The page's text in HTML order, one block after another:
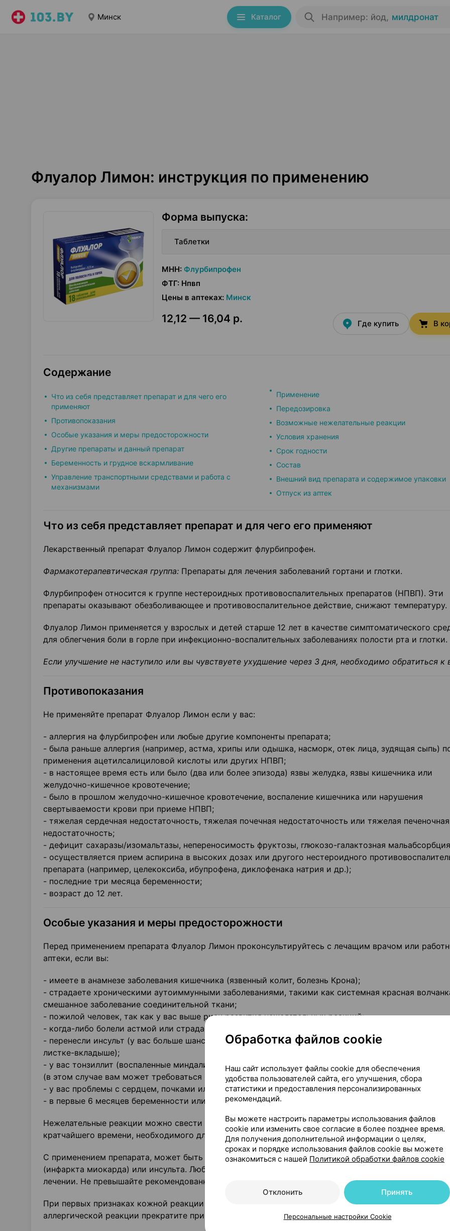
Минск Каталог Например: йод, милдронат
Флуалор Лимон: инструкция по применению
Форма выпуска:
Таблетки
МНН: Флурбипрофен
ФТГ: Нпвп
Цены в аптеках: Минск
12,12 — 16,04 р. Где купить В
Содержание
Что из себя представляет препарат и для чего его
применяют
Противопоказания
Особые указания и меры предосторожности
Другие препараты и данный препарат
Беременность и грудное вскармливание
Управление транспортными средствами и работа с
механизмами
Применение
Передозировка
Возможные нежелательные реакции
Условия хранения
Срок годности
Состав
Внешний вид препарата и содержимое упаковки
Отпуск из аптек
Что из себя представляет препарат и для чего его применяют
Лекарственный препарат Флуалор Лимон содержит флурбипрофен.
Фармакотерапевтическая группа: Препараты для лечения заболеваний гортани и глотки.
Флурбипрофен относится к группе нестероидных противовоспалительных препаратов (НПВП). Эти
препараты оказывают обезболивающее и противовоспалительное действие, снижают температуру.
Флуалор Лимон применяется у взрослых и детей старше 12 лет в качестве симптоматиче­ского
для облегчения боли в горле при инфекционно-воспалительных заболеваниях полости рта и глотки.
Если улучшение не наступило или вы чувствуете ухудшение через 3 дня, необходимо обратиться к
Противопоказания
Не применяйте препарат Флуалор Лимон если у вас:
- аллергия на флурбипрофен или любые другие компоненты препарата;
- была раньше аллергия (например, астма, хрипы или одышка, насморк, отек лица, зудящая сыпь)
применения ацетилсалициловой кислоты или других НПВП;
- в настоящее время есть или было (два или более эпизода) язвы желудка, язвы кишечника или
желудочно-кишечное кровотечение;
- было в прошлом желудочно-кишечное кровотечение, воспаление кишечника или нарушения
свертываемости крови при приеме НПВП;
- тяжелая сердечная недостаточность, тяжелая почечная недостаточность или тяжелая печеночная
недостаточность;
- дефицит сахаразы/изомальтазы, непереносимость фруктозы, глюкозо-галактозная
- осуществляется прием аспирина в высоких дозах или другого нестероидного
препарата (например, целекоксиба, ибупрофена, диклофенака натрия и др.);
- последние три месяца беременности;
- возраст до 12 лет.
Особые указания и меры предосторожности
Перед применением препарата Флуалор Лимон проконсультируйтесь с лечащим врачом или
аптеки, если вы:
- имеете в анамнезе заболевания кишечника (язвенный колит, болезнь Крона);
- страдаете хроническими аутоиммунными заболеваниями, такими как системная красная
смешанное заболевание соединительной ткани;
- пожилой человек, так как у вас выше риск развития нежелательных реакций;
- когда-либо болели астмой или страдаете аллергией;
- перенесли инсульт (у вас больше шансов испытать нежелательные реакции, перечисленные в этом
листке-вкладыше);
- у вас тонзиллит (воспаленные миндалины) или вы думаете, что что у вас бактериальная инфекция
(в этом случае вам может требоваться назначение антибиотиков);
- у вас проблемы с сердцем, почками или печенью;
- в первые 6 месяцев беременности или в период кормления грудью.
Нежелательные реакции можно свести к минимуму, используя самую низкую эффективную дозу в
кратчайшего времени, необходимого для контроля симптомов.
С применением препарата, может быть связано небольшое повышение риска сердечных
(инфаркта миокарда) или инсульта. Любой риск выше при применении высоких доз и
лечении. Не превышайте рекомендованную дозу и продолжительность лечения (3 дня).
При первых признаках кожной реакции (сыпь, шелушение, образование пузырей) или других
аллергической реакции прекратите применение препарата и сразу же обратитесь к врачу.
Обработка файлов cookie
Наш сайт использует файлы cookie для обеспечения
удобства пользователей сайта, его улучшения, сбора
статистики и предоставления персонализированных
рекомендаций.
Вы можете настроить параметры использования файлов
cookie или изменить свое согласие в более позднее время.
Для получения дополнительной информации о целях,
сроках и порядке использования файлов cookie вы можете
ознакомиться с нашей Политикой обработки файлов cookie
Отклонить Принять
Персональные настройки Cookie